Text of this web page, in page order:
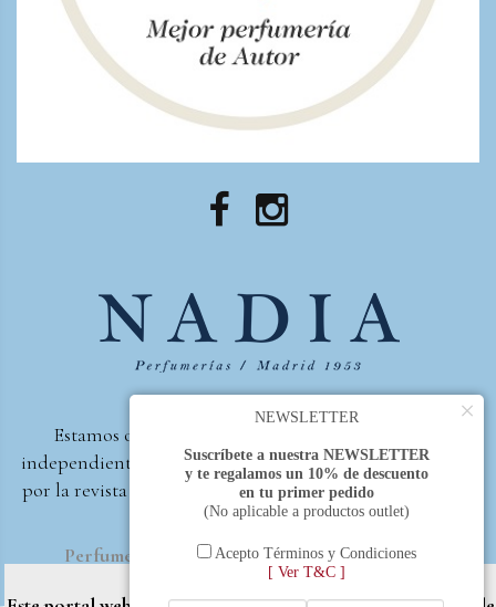
Estamos orgullosos de ser la primera perfumería
independiente de España, en recibir el premio otorgado
por la revista Beautyproof en 2015 a la mejor perfumería
de autor.
Perfumería Nadia2017 |Política de Privacidad
×
NEWSLETTER
Suscríbete a nuestra NEWSLETTER
y te regalamos un 10% de descuento
en tu primer pedido
(No aplicable a productos outlet)
Acepto Términos y Condiciones
[ Ver T&C ]